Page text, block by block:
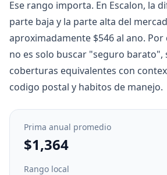
Ese rango importa. En Escalon, la
parte baja y la parte alta del
aproximadamente $546 al ano. Por
no es solo buscar "seguro
coberturas equivalentes con
codigo postal y habitos de manejo.
Prima anual promedio
$1,364
Rango local